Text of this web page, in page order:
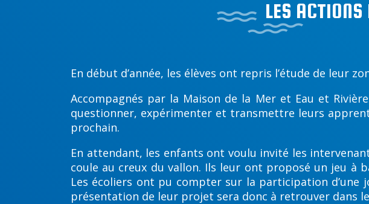
LES
En début d’année, les élèves ont repris l’étude de leur
Accompagnés par la Maison de la Mer et Eau et
questionner, expérimenter et transmettre leurs
prochain.
En attendant, les enfants ont voulu invité les
coule au creux du vallon. Ils leur ont proposé un jeu à
Les écoliers ont pu compter sur la participation d’une
présentation de leur projet sera donc à retrouver dans